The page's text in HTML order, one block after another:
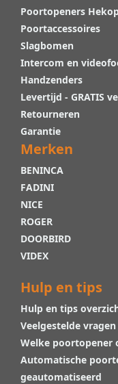
Poortopeners
Poortaccessoires
Slagbomen
Intercom en
Handzenders
Levertijd - GRATIS
Retourneren
Garantie
Merken
BENINCA
FADINI
NICE
ROGER
DOORBIRD
VIDEX
Hulp en tips
Hulp en tips
Veelgestelde
Welke poortopener
Automatische
geautomatiseerd